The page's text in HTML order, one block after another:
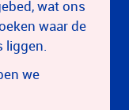
wat ons
waar de
liggen.
we